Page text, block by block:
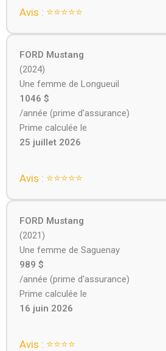
Avis : ⭐⭐⭐⭐⭐
FORD Mustang
(2024)
Une femme de Longueuil
1046 $
/année (prime d'assurance)
Prime calculée le
25 juillet 2026
Avis : ⭐⭐⭐⭐⭐
FORD Mustang
(2021)
Une femme de Saguenay
989 $
/année (prime d'assurance)
Prime calculée le
16 juin 2026
Avis : ⭐⭐⭐⭐